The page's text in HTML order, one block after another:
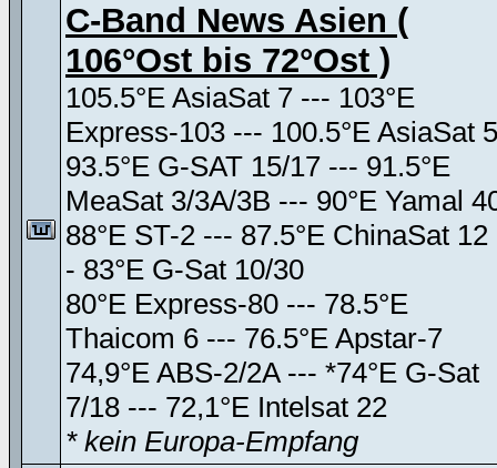
C-Band News Asien (
106°Ost bis 72°Ost )
105.5°E AsiaSat 7 --- 103°E
Express-103 --- 100.5°E AsiaSat 5
93.5°E G-SAT 15/17 --- 91.5°E
MeaSat 3/3A/3B --- 90°E Yamal
88°E ST-2 --- 87.5°E ChinaSat 12
- 83°E G-Sat 10/30
80°E Express-80 --- 78.5°E
Thaicom 6 --- 76.5°E Apstar-7
74,9°E ABS-2/2A --- *74°E G-Sat
7/18 --- 72,1°E Intelsat 22
* kein Europa-Empfang